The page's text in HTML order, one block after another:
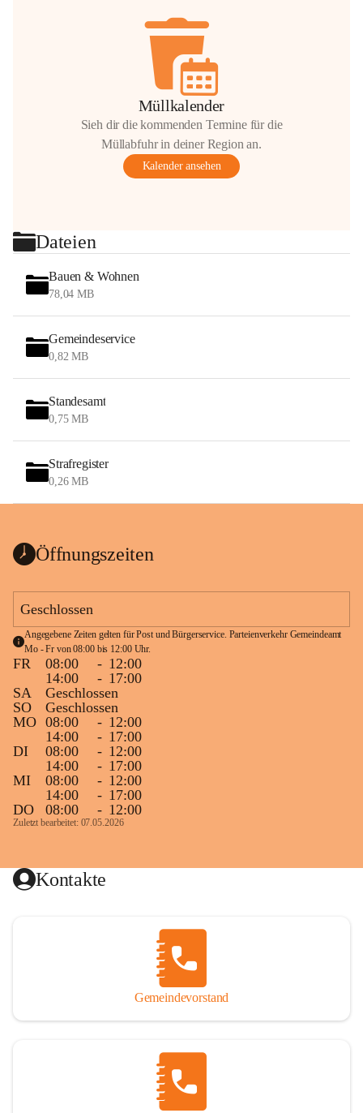
Müllkalender
Sieh dir die kommenden Termine für die
Müllabfuhr in deiner Region an.
Kalender ansehen
Dateien
Bauen & Wohnen
78,04 MB
Gemeindeservice
0,82 MB
Standesamt
0,75 MB
Strafregister
0,26 MB
Öffnungszeiten
Geschlossen
Angegebene Zeiten gelten für Post und Bürgerservice. Parteienverkehr Gemeindeamt
Mo - Fr von 08:00 bis 12:00 Uhr.
FR 08:00 - 12:00
14:00
- 17:00
SA
Geschlossen
SO
Geschlossen
MO 08:00 - 12:00
14:00
- 17:00
DI
08:00 - 12:00
14:00
- 17:00
MI
08:00 - 12:00
14:00
- 17:00
DO
08:00 - 12:00
Zuletzt bearbeitet: 07.05.2026
Kontakte
Gemeindevorstand